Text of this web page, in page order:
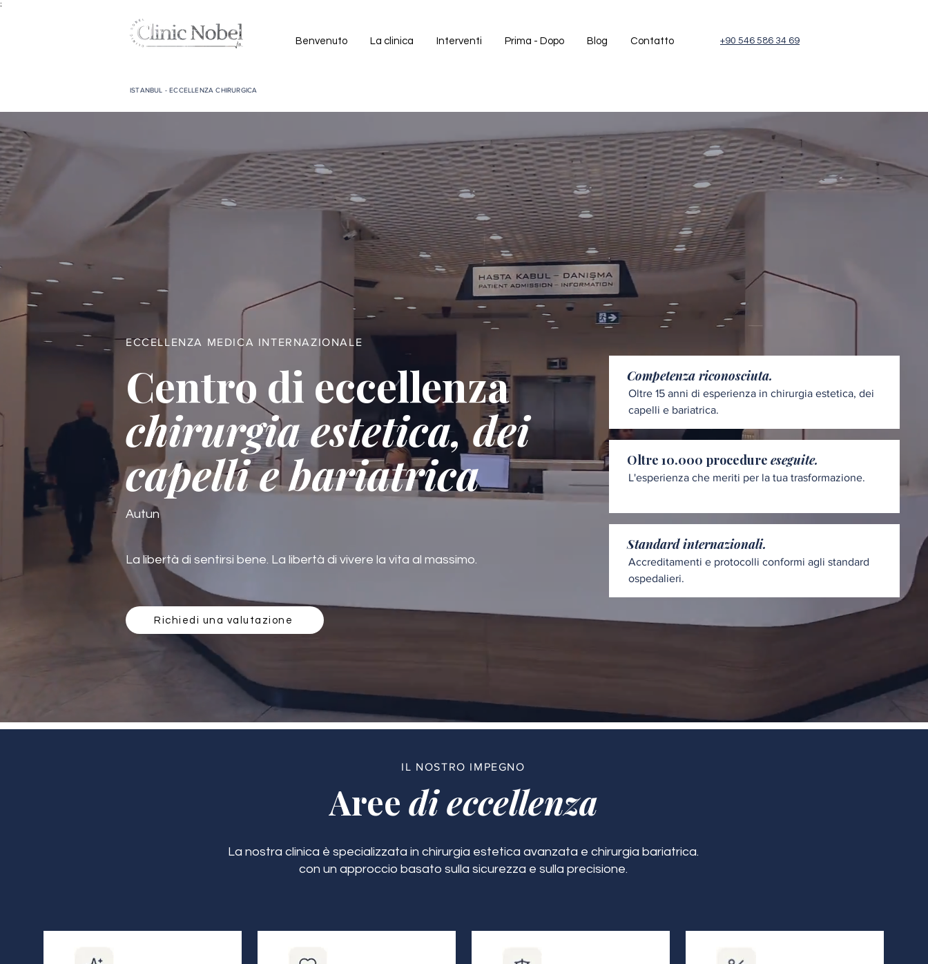
;
Benvenuto La clinica Interventi Prima - Dopo Blog Contatto
ISTANBUL - ECCELLENZA CHIRURGICA
+90 546 586 34 69
ECCELLENZA MEDICA INTERNAZIONALE
Centro di eccellenza
chirurgia estetica, dei
capelli e bariatrica
Autun
La libertà di sentirsi bene. La libertà di vivere la vita al massimo.
Competenza riconosciuta.
Oltre 15 anni di esperienza in chirurgia estetica, dei
capelli e bariatrica.
Oltre 10.000 procedure eseguite.
L'esperienza che meriti per la tua trasformazione.
Standard internazionali.
Accreditamenti e protocolli conformi agli standard
ospedalieri.
Richiedi una valutazione
IL NOSTRO IMPEGNO
Aree di eccellenza
La nostra clinica è specializzata in chirurgia estetica avanzata e chirurgia bariatrica.
con un approccio basato sulla sicurezza e sulla precisione.